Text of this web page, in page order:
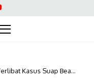
Kasus Suap Bea